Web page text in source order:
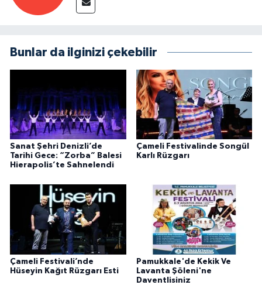
Bunlar da ilginizi çekebilir
Sanat Şehri Denizli’de
Tarihi Gece: “Zorba” Balesi
Hierapolis’te Sahnelendi
Çameli Festivalinde Songül
Karlı Rüzgarı
Çameli Festivali’nde
Hüseyin Kağıt Rüzgarı Esti
Pamukkale'de Kekik Ve
Lavanta Şöleni'ne
Daventlisiniz